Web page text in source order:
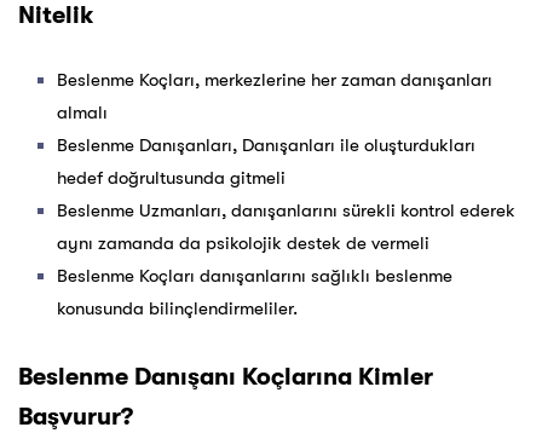
Nitelik
Beslenme Koçları, merkezlerine her zaman danışanları
almalı
Beslenme Danışanları, Danışanları ile oluşturdukları
hedef doğrultusunda gitmeli
Beslenme Uzmanları, danışanlarını sürekli kontrol ederek
aynı zamanda da psikolojik destek de vermeli
Beslenme Koçları danışanlarını sağlıklı beslenme
konusunda bilinçlendirmeliler.
Beslenme Danışanı Koçlarına Kimler
Başvurur?